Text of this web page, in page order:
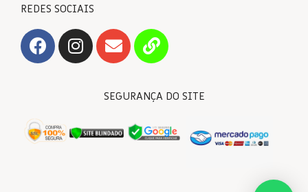
REDES SOCIAIS
SEGURANÇA DO SITE